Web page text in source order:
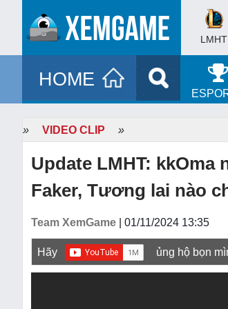
LMHT
HOME
» VIDEO CLIP »
Update LMHT: kkOma
Faker, Tương lai nào
Team XemGame | 01/11/2024 13:35
Hãy ủng hộ bọn